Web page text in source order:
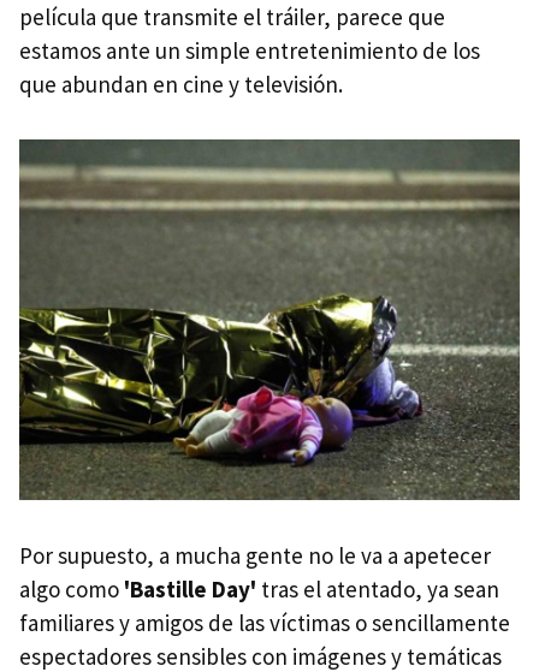
película que transmite el tráiler, parece que
estamos ante un simple entretenimiento de los
que abundan en cine y televisión.
Por supuesto, a mucha gente no le va a apetecer
algo como 'Bastille Day' tras el atentado, ya sean
familiares y amigos de las víctimas o sencillamente
espectadores sensibles con imágenes y temáticas